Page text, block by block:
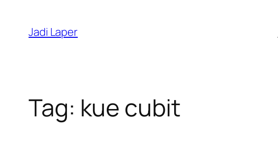
content
Jadi Laper
Tag: kue cubit